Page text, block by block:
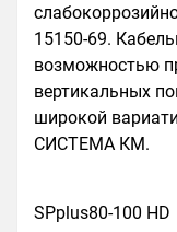
15150-69.
возможностью
вертикальных
широкой
СИСТЕМА КМ.
SPplus80-100 HD